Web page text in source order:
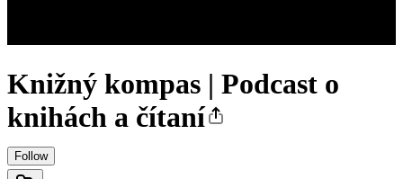
Knižný kompas | Podcast o
knihách a čítaní
Follow